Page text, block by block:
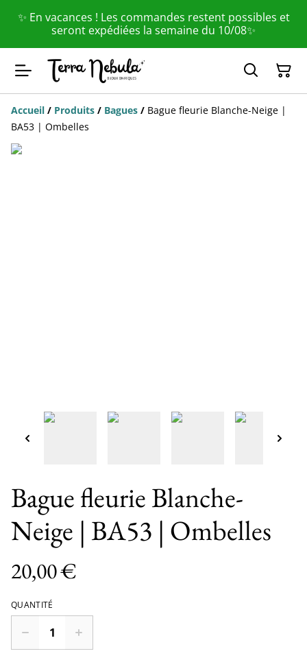
✨ En vacances ! Les commandes restent possibles et
seront expédiées la semaine du 10/08✨
Accueil / Produits / Bagues / Bague fleurie Blanche-Neige |
BA53 | Ombelles
Bague fleurie Blanche-
Neige | BA53 | Ombelles
20,00 €
QUANTITÉ